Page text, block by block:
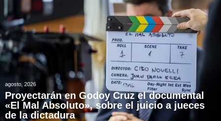
agosto, 2026
Proyectarán en Godoy Cruz el documental
«El Mal Absoluto», sobre el juicio a jueces
de la dictadura